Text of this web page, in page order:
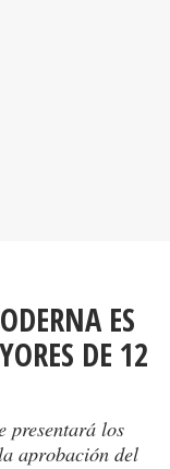
ES
DE 12
presentará los
aprobación del